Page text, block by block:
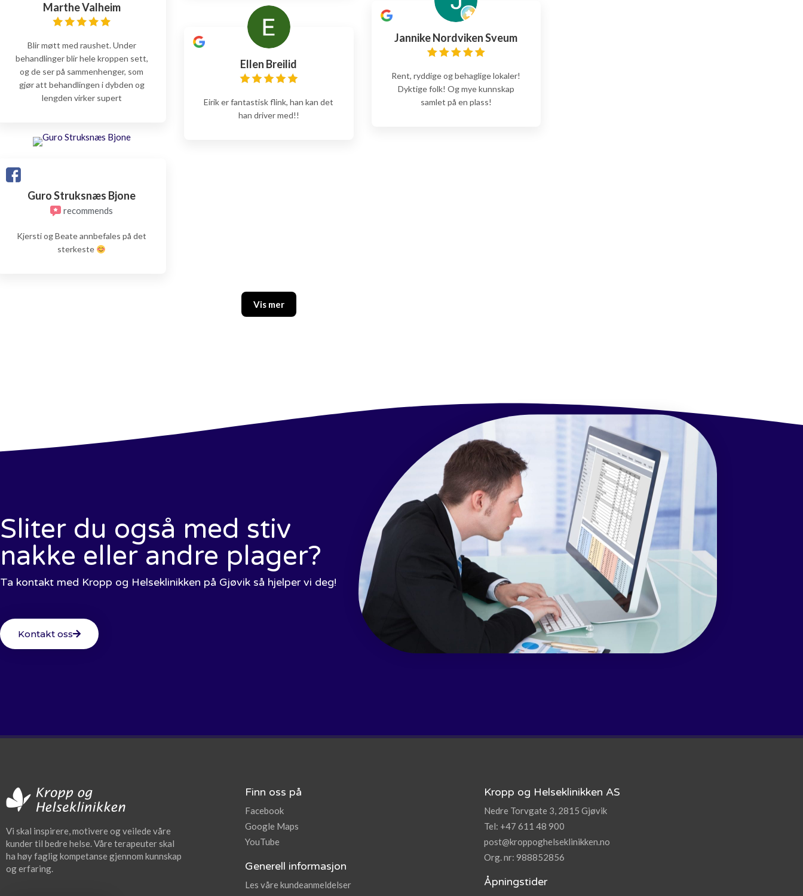
Marthe Valheim
Blir møtt med raushet. Under
behandlinger blir hele kroppen sett,
og de ser på sammenhenger, som
gjør att behandlingen i dybden og
lengden virker supert
Jannike Nordviken Sveum
Rent, ryddige og behaglige lokaler!
Dyktige folk! Og mye kunnskap
samlet på en plass!
Ellen Breilid
Eirik er fantastisk flink, han kan det
han driver med!!
Guro Struksnæs Bjone
recommends
Kjersti og Beate annbefales på det
sterkeste
Vis mer
Sliter du også med stiv
nakke eller andre plager?
Ta kontakt med Kropp og Helseklinikken på Gjøvik så hjelper vi deg!
Kontakt oss
Vi skal inspirere, motivere og veilede våre
kunder til bedre helse. Våre terapeuter skal
ha høy faglig kompetanse gjennom kunnskap
og erfaring.
Finn oss på
Facebook
Google Maps
YouTube
Generell informasjon
Les våre kundeanmeldelser
Kropp og Helseklinikken AS
Nedre Torvgate 3, 2815 Gjøvik
Tel: +47 611 48 900
post@kroppoghelseklinikken.no
Org. nr: 988852856
Åpningstider